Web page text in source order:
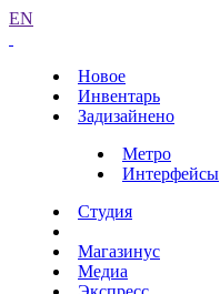
EN
Новое
Инвентарь
Задизайнено
Метро
Интерфейсы
Студия
Магазинус
Медиа